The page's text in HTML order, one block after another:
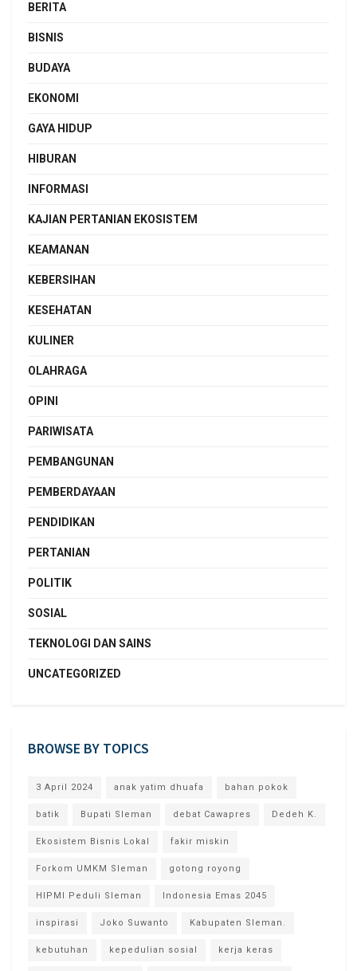
BERITA
BISNIS
BUDAYA
EKONOMI
GAYA HIDUP
HIBURAN
INFORMASI
KAJIAN PERTANIAN EKOSISTEM
KEAMANAN
KEBERSIHAN
KESEHATAN
KULINER
OLAHRAGA
OPINI
PARIWISATA
PEMBANGUNAN
PEMBERDAYAAN
PENDIDIKAN
PERTANIAN
POLITIK
SOSIAL
TEKNOLOGI DAN SAINS
UNCATEGORIZED
BROWSE BY TOPICS
3 April 2024 anak yatim dhuafa bahan pokok
batik Bupati Sleman debat Cawapres Dedeh K.
Ekosistem Bisnis Lokal fakir miskin
Forkom UMKM Sleman gotong royong
HIPMI Peduli Sleman Indonesia Emas 2045
inspirasi Joko Suwanto Kabupaten Sleman.
kebutuhan kepedulian sosial kerja keras